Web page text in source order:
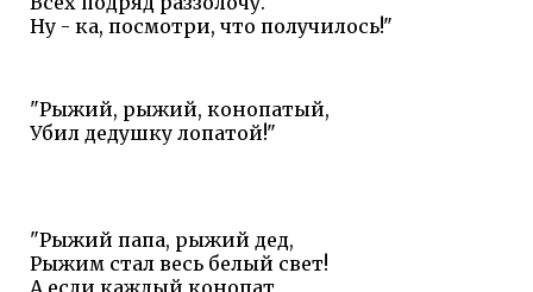
Ну - ка, посмотри, что получилось!"
"Рыжий, рыжий, конопатый,
Убил дедушку лопатой!"
"Рыжий папа, рыжий дед,
Рыжим стал весь белый свет!
А если каждый конопат,